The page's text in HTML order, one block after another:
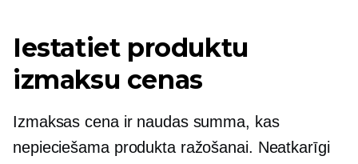
Iestatiet produktu
izmaksu cenas
Izmaksas cena ir naudas summa, kas
nepieciešama produkta ražošanai. Neatkarīgi